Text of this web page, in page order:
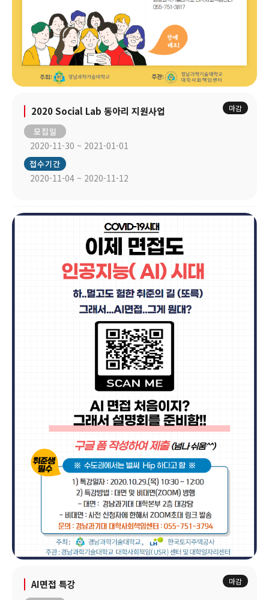
2020 Social Lab 동아리 지원사업
모집일
2020-11-30 ~ 2021-01-01
접수기간
2020-11-04 ~ 2020-11-12
마감
AI면접 특강 마감